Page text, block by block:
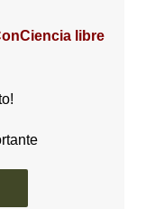
libre